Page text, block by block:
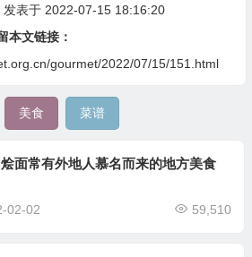
发表于 2022-07-15 18:16:20
本文链接：
gourmet/2022/07/15/151.html
美食 菜谱
面常有外地人慕名而来的地方美食
02-02 59,510